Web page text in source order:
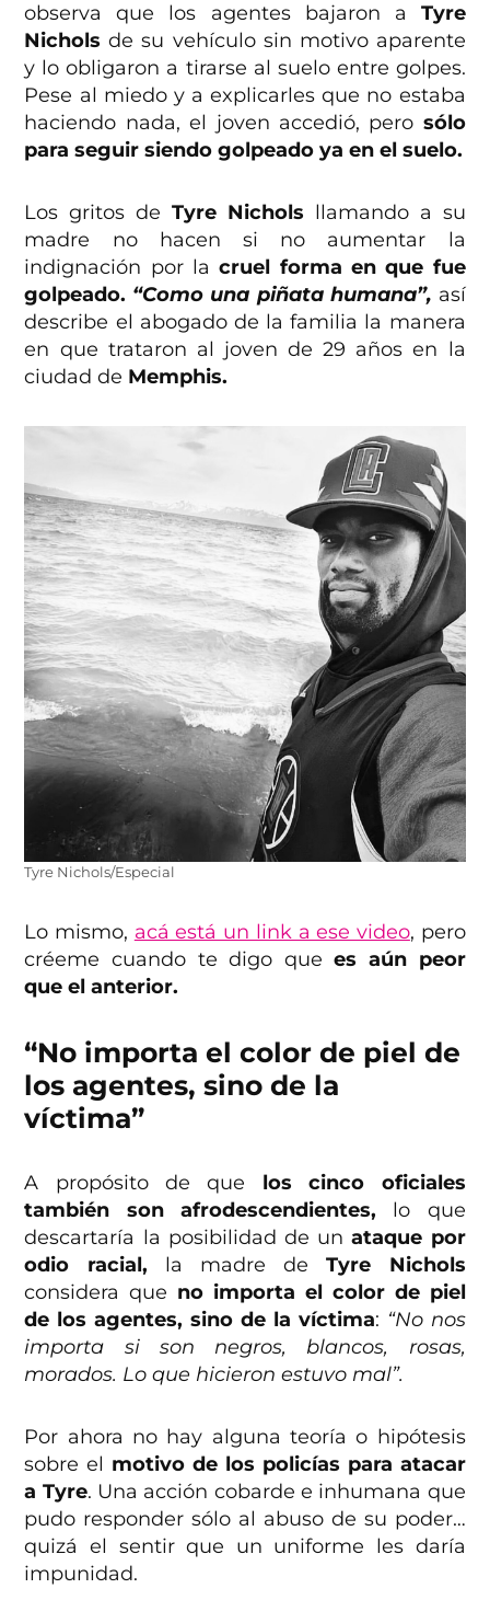
observa que los agentes bajaron a Tyre
Nichols de su vehículo sin motivo aparente
y lo obligaron a tirarse al suelo entre golpes.
Pese al miedo y a explicarles que no estaba
haciendo nada, el joven accedió, pero sólo
para seguir siendo golpeado ya en el suelo.
Los gritos deTyre Nichols llamando a su
madre no hacen si no aumentar la
indignación por lacruel forma en que fue
golpeado. “Como una piñata humana”, así
describe el abogado de la familia la manera
en que trataron al joven de 29 años en la
ciudad de Memphis.
Tyre Nichols/Especial
Lo mismo, acá está un link a ese video, pero
créeme cuando te digo quees aún peor
que el anterior.
“No importa el color de piel de
los agentes, sino de la
víctima”
A propósito de que los cinco oficiales
también son afrodescendientes, lo que
descartaría la posibilidad de unataque por
odio racial, la madre de Tyre Nichols
considera que no importa el color de piel
de los agentes, sino de la víctima: “No nos
importa si son negros, blancos, rosas,
morados. Lo que hicieron estuvo mal”.
Por ahora no hay alguna teoría o hipótesis
sobre el motivo de los policías para atacar
a Tyre. Una acción cobarde e inhumana que
pudo responder sólo al abuso de su poder…
quizá el sentir que un uniforme les daría
impunidad.